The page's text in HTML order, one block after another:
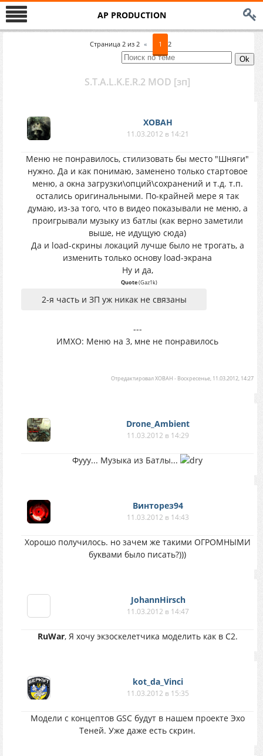
AP PRODUCTION
Страница 2 из 2 « 1 2
S.T.A.L.K.E.R.2 MOD [зп]
XOBAH
11.03.2012 в 14:21
Меню не понравилось, стилизовать бы место "Шняги"
нужно. Да и как понимаю, заменено только стартовое
меню, а окна загрузки\опций\сохранений и т.д. т.п.
остались оригинальными. По-крайней мере я так
думаю, из-за того, что в видео показывали не меню, а
проигрывали музыку из батлы (как верно заметили
выше, не идущую сюда)
Да и load-скрины локаций лучше было не трогать, а
изменить только основу load-экрана
Ну и да,
Quote(Gaz1k)
2-я часть и ЗП уж никак не связаны
---
ИМХО: Меню на 3, мне не понравилось
ОтредактировалXOBAH - Воскресенье, 11.03.2012, 14:27
Drone_Ambient
11.03.2012 в 14:29
Фууу... Музыка из Батлы...
Винторез94
11.03.2012 в 14:43
Хорошо получилось. но зачем же такими ОГРОМНЫМИ
буквами было писать?)))
JohannHirsch
11.03.2012 в 14:47
RuWar, Я хочу экзоскелетчика моделить как в С2.
kot_da_Vinci
11.03.2012 в 15:35
Модели с концептов GSC будут в нашем проекте Эхо
Теней. Уже даже есть скрин.